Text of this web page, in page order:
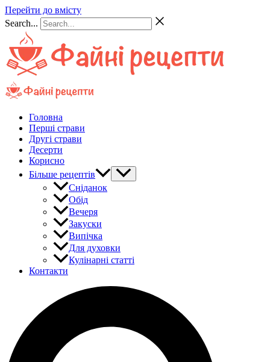
Перейти до вмісту
Search...
Головна
Перші страви
Другі страви
Десерти
Корисно
Більше рецептів
Сніданок
Обід
Вечеря
Закуски
Випічка
Для духовки
Кулінарні статті
Контакти